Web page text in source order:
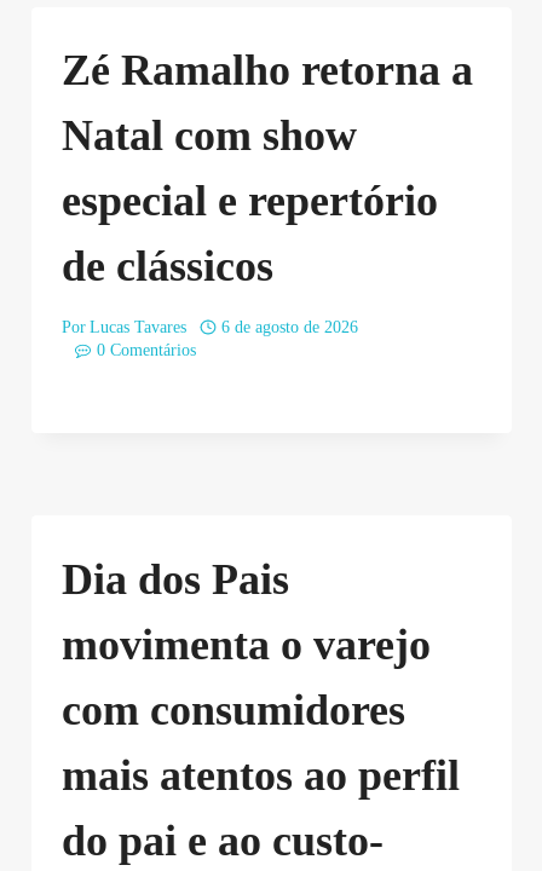
Zé Ramalho retorna a
Natal com show
especial e repertório
de clássicos
Por Lucas Tavares
6 de agosto de 2026
0 Comentários
Dia dos Pais
movimenta o varejo
com consumidores
mais atentos ao perfil
do pai e ao custo-